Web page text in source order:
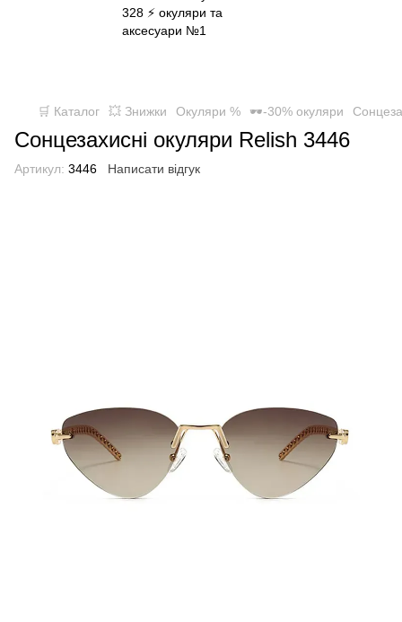
🛒 Каталог 💥 Знижки Окуляри % 🕶-30% окуляри
Сонцезахисні окуляри Relish 3446
Артикул: 3446 Написати відгук